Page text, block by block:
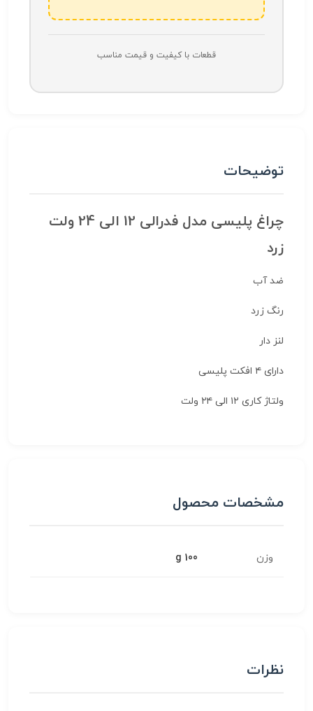
قطعات با کیفیت و قیمت مناسب
توضیحات
چراغ پلیسی مدل فدرالی 12 الی 24 ولت
زرد
ضد آب
رنگ زرد
لنز دار
دارای ۴ افکت پلیسی
ولتاژ کاری ۱۲ الی ۲۴ ولت
مشخصات محصول
وزن 100 g
نظرات